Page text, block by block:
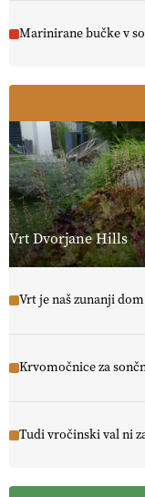
Marinirane bučke v
Vrt Dvorjane Hills
Vrt je naš zunanji dom
Krvomočnice za
Tudi vročinski val ni